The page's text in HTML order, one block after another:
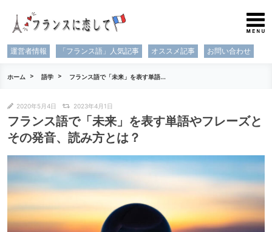
運営者情報 「フランス語」人気記事 オススメ記事 お問い合わせ
ホーム 語学 フランス語で「未来」を表す単語...
2020年5月4日 2023年4月1日
フランス語で「未来」を表す単語やフレーズと
その発音、読み方とは？